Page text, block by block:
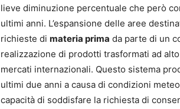
lieve diminuzione percentuale che però
ultimi anni. L’espansione delle aree
richieste di materia prima da parte di un
realizzazione di prodotti trasformati ad
mercati internazionali. Questo sistema
ultimi due anni a causa di condizioni
capacità di soddisfare la richiesta di